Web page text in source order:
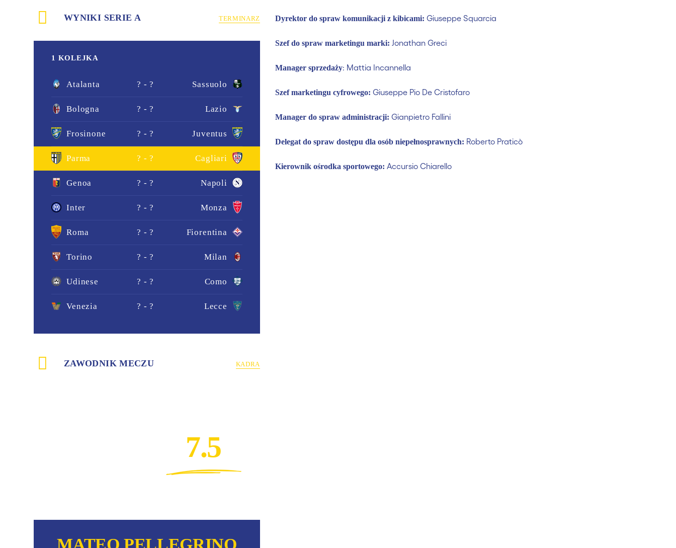
WYNIKI SERIE A TERMINARZ
1 KOLEJKA
Atalanta ? - ? Sassuolo
Bologna ? - ? Lazio
Frosinone ? - ? Juventus
Parma ? - ? Cagliari
Genoa ? - ? Napoli
Inter ? - ? Monza
Roma ? - ? Fiorentina
Torino ? - ? Milan
Udinese ? - ? Como
Venezia ? - ? Lecce
ZAWODNIK MECZU KADRA
7.5
MATEO PELLEGRINO
Dyrektor do spraw komunikacji z kibicami: Giuseppe Squarcia
Szef do spraw marketingu marki: Jonathan Greci
Manager sprzedaży: Mattia Incannella
Szef marketingu cyfrowego: Giuseppe Pio De Cristofaro
Manager do spraw administracji: Gianpietro Fallini
Delegat do spraw dostępu dla osób niepełnosprawnych: Roberto Praticò
Kierownik ośrodka sportowego: Accursio Chiarello